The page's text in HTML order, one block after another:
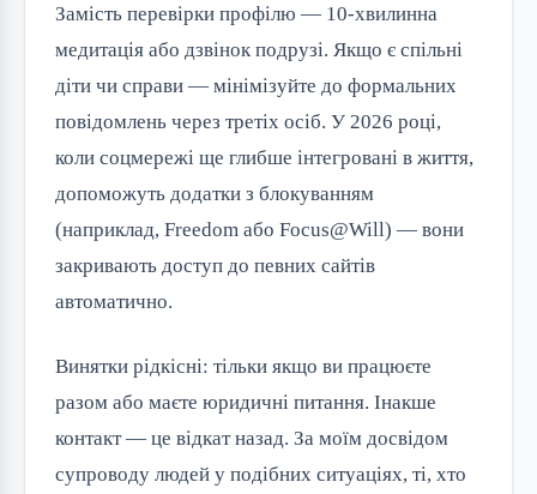
Замість перевірки профілю — 10-хвилинна
медитація або дзвінок подрузі. Якщо є спільні
діти чи справи — мінімізуйте до формальних
повідомлень через третіх осіб. У 2026 році,
коли соцмережі ще глибше інтегровані в життя,
допоможуть додатки з блокуванням
(наприклад, Freedom або Focus@Will) — вони
закривають доступ до певних сайтів
автоматично.
Винятки рідкісні: тільки якщо ви працюєте
разом або маєте юридичні питання. Інакше
контакт — це відкат назад. За моїм досвідом
супроводу людей у подібних ситуаціях, ті, хто